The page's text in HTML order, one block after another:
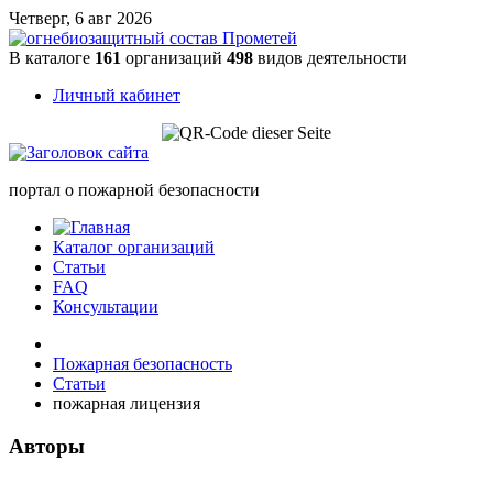
Четверг, 6 авг 2026
В каталоге 161 организаций 498 видов деятельности
Личный кабинет
портал о пожарной безопасности
Каталог организаций
Статьи
FAQ
Консультации
Пожарная безопасность
Статьи
пожарная лицензия
Авторы